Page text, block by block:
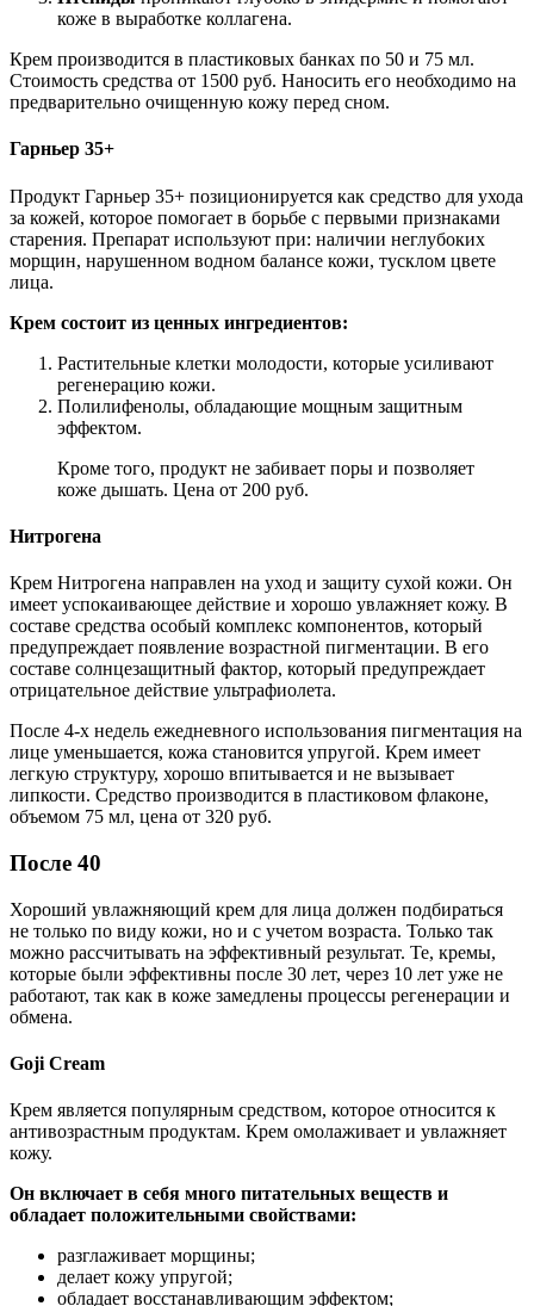
коже в выработке коллагена.
Крем производится в пластиковых банках по 50 и 75 мл.
Стоимость средства от 1500 руб. Наносить его необходимо на
предварительно очищенную кожу перед сном.
Гарньер 35+
Продукт Гарньер 35+ позиционируется как средство для ухода
за кожей, которое помогает в борьбе с первыми признаками
старения. Препарат используют при: наличии неглубоких
морщин, нарушенном водном балансе кожи, тусклом цвете
лица.
Крем состоит из ценных ингредиентов:
Растительные клетки молодости, которые усиливают
регенерацию кожи.
Полилифенолы, обладающие мощным защитным
эффектом.
Кроме того, продукт не забивает поры и позволяет
коже дышать. Цена от 200 руб.
Нитрогена
Крем Нитрогена направлен на уход и защиту сухой кожи. Он
имеет успокаивающее действие и хорошо увлажняет кожу. В
составе средства особый комплекс компонентов, который
предупреждает появление возрастной пигментации. В его
составе солнцезащитный фактор, который предупреждает
отрицательное действие ультрафиолета.
После 4-х недель ежедневного использования пигментация на
лице уменьшается, кожа становится упругой. Крем имеет
легкую структуру, хорошо впитывается и не вызывает
липкости. Средство производится в пластиковом флаконе,
объемом 75 мл, цена от 320 руб.
После 40
Хороший увлажняющий крем для лица должен подбираться
не только по виду кожи, но и с учетом возраста. Только так
можно рассчитывать на эффективный результат. Те, кремы,
которые были эффективны после 30 лет, через 10 лет уже не
работают, так как в коже замедлены процессы регенерации и
обмена.
Goji Cream
Крем является популярным средством, которое относится к
антивозрастным продуктам. Крем омолаживает и увлажняет
кожу.
Он включает в себя много питательных веществ и
обладает положительными свойствами:
разглаживает морщины;
делает кожу упругой;
обладает восстанавливающим эффектом;